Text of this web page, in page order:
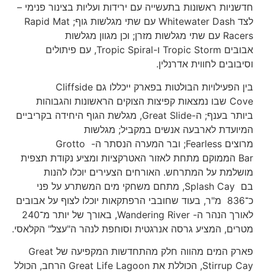
חדשניות ראשונות בתעשייה עם ירידות ועליות בצינור פנימי –
לצד Whitewater Dash עם שתי מגלשות גוף; Rapid Mat
Racers עם שתי מגלשות מזרן; וכן מגוון מגלשות
אבובים Tropic Storm ו-Tropic Spiral, עם פיתולים
וסיבובים לחווית אדרנלין.
בין הפעילויות הבולטות בפארק ייכללו גם Cliffside
Cove שבו נמצאות קפיצות הצוקים הראשונות והגבוהות
ביותר בענף; ה-Great Slide, מגלשת הגוף היחידה בקריביים
המיועדת לארבעה אנשים במקביל; מגלשות
מרוצים Fearless; ובר המערה הנסתר ה- Grotto
Bar הממוקם מתחת לאזור האטרקציות ומציע נקודת תצפית
מושלמת על המתרחש. האורחים הצעירים יוכלו להנות
בם Splash Cay, מתחם משחקי מים המשתרע על פני
כ־836 מ"ר, בעוד שחובבי הרפתקאות יוכלו לצוף על אבובים
לאורך הנהר ה- Wandering River, באורך של יותר מ־240
מטרים, המציע גרסה אנרגטית וסוחפת לנהר ה"עצל" הקלאסי.
פארק המים מהווה חלק מהתחדשות המקפיעה של Great
Stirrup Cay, הכוללת את Great Life Lagoon הרחב, הכולל